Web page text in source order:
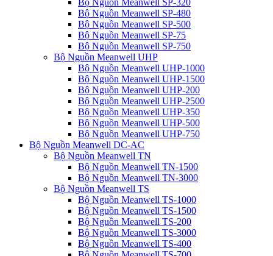
Bộ Nguồn Meanwell SP-480
Bộ Nguồn Meanwell SP-500
Bộ Nguồn Meanwell SP-75
Bộ Nguồn Meanwell SP-750
Bộ Nguồn Meanwell UHP
Bộ Nguồn Meanwell UHP-1000
Bộ Nguồn Meanwell UHP-1500
Bộ Nguồn Meanwell UHP-200
Bộ Nguồn Meanwell UHP-2500
Bộ Nguồn Meanwell UHP-350
Bộ Nguồn Meanwell UHP-500
Bộ Nguồn Meanwell UHP-750
Bộ Nguồn Meanwell DC-AC
Bộ Nguồn Meanwell TN
Bộ Nguồn Meanwell TN-1500
Bộ Nguồn Meanwell TN-3000
Bộ Nguồn Meanwell TS
Bộ Nguồn Meanwell TS-1000
Bộ Nguồn Meanwell TS-1500
Bộ Nguồn Meanwell TS-200
Bộ Nguồn Meanwell TS-3000
Bộ Nguồn Meanwell TS-400